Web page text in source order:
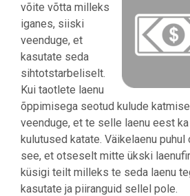
võite võtta milleks
iganes, siiski
veenduge, et
kasutate seda
sihtotstarbeliselt.
Kui taotlete laenu
õppimisega seotud kulude
veenduge, et te selle laenu eest
kulutused katate. Väikelaenu puhul
see, et otseselt mitte ükski
küsigi teilt milleks te seda laenu
kasutate ja piiranguid sellel pole.